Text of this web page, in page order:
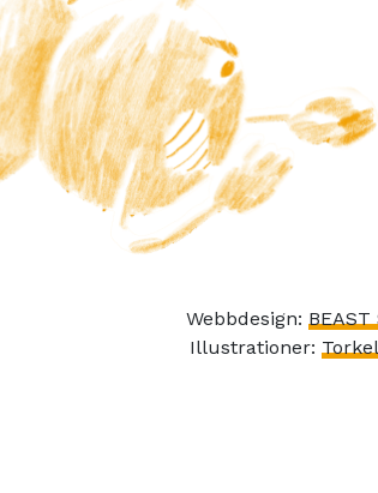
Webbdesign:
Illustrationer: